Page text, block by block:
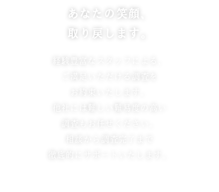
あなたの笑顔、
取り戻します。
経験豊富なスタッフによる、
ご満足いただける調査を
他社には難しい難易度の高い
調査もお任せください。
相談から調査完了まで
徹底的にサポートいたします。